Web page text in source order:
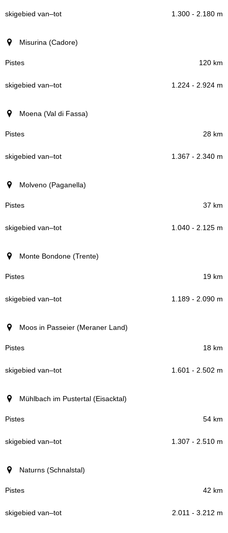
1.300 - 2.180 m
Misurina (Cadore)
120 km
1.224 - 2.924 m
Moena (Val di Fassa)
28 km
1.367 - 2.340 m
Molveno (Paganella)
37 km
1.040 - 2.125 m
Monte Bondone (Trente)
19 km
1.189 - 2.090 m
Moos in Passeier (Meraner Land)
18 km
1.601 - 2.502 m
Mühlbach im Pustertal (Eisacktal)
54 km
1.307 - 2.510 m
Naturns (Schnalstal)
42 km
2.011 - 3.212 m